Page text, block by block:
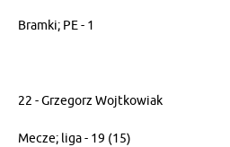
Bramki; PE - 1
22 - Grzegorz Wojtkowiak
Mecze; liga - 19 (15)